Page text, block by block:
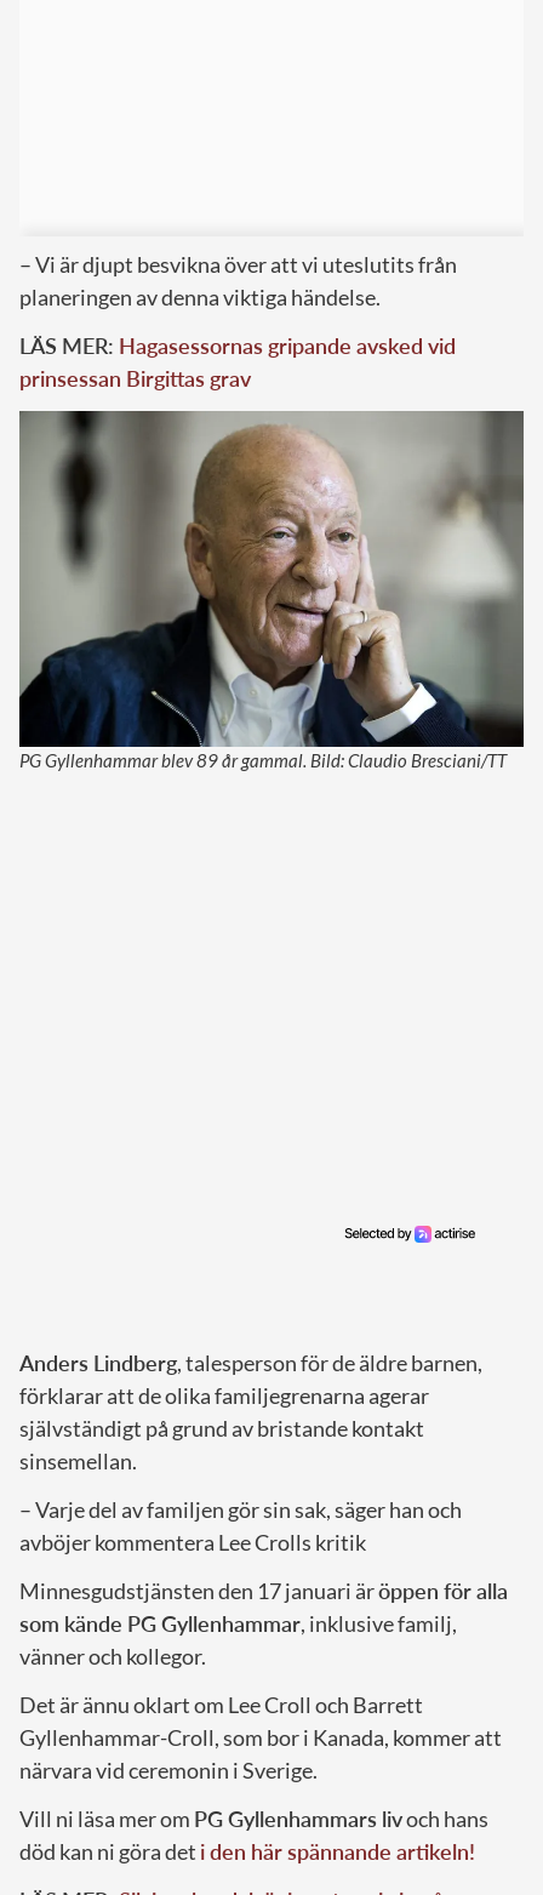
– Vi är djupt besvikna över att vi uteslutits från
planeringen av denna viktiga händelse.
LÄS MER: Hagasessornas gripande avsked vid
prinsessan Birgittas grav
PG Gyllenhammar blev 89 år gammal. Bild: Claudio Bresciani/TT
Anders Lindberg, talesperson för de äldre barnen,
förklarar att de olika familjegrenarna agerar
självständigt på grund av bristande kontakt
sinsemellan.
– Varje del av familjen gör sin sak, säger han och
avböjer kommentera Lee Crolls kritik
Minnesgudstjänsten den 17 januari äröppen för alla
som kände PG Gyllenhammar, inklusive familj,
vänner och kollegor.
Det är ännu oklart om Lee Croll och Barrett
Gyllenhammar-Croll, som bor i Kanada, kommer att
närvara vid ceremonin i Sverige.
Vill ni läsa mer om PG Gyllenhammars livoch hans
död kan ni göra det i den här spännande artikeln!